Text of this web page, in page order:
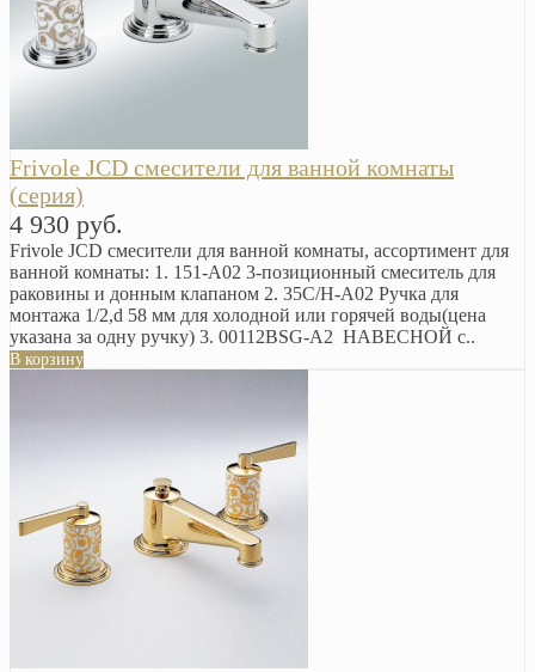
Frivole JCD смесители для ванной комнаты
(серия)
4 930 руб.
Frivole JCD смесители для ванной комнаты, ассортимент для
ванной комнаты: 1. 151-A02 3-позиционный смеситель для
раковины и донным клапаном 2. 35C/H-A02 Ручка для
монтажа 1/2,d 58 мм для холодной или горячей воды(цена
указана за одну ручку) 3. 00112BSG-A2 НАВЕСНОЙ с..
В корзину